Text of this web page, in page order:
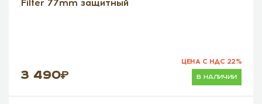
Filter 77mm защитный
3 490 в наличии
ЦЕНА С НДС 22%